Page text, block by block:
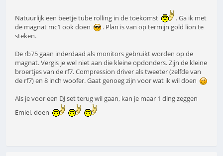
Natuurlijk een beetje tube rolling in de toekomst
. Ga ik met
de magnat mc1 ook doen
. Plan is van op termijn gold lion te
steken.
De rb75 gaan inderdaad als monitors gebruikt worden op de
magnat. Vergis je wel niet aan die kleine opdonders. Zijn de kleine
broertjes van de rf7. Compression driver als tweeter (zelfde van
de rf7) en 8 inch woofer. Gaat genoeg zijn voor wat ik wil doen
Als je voor een DJ set terug wil gaan, kan je maar 1 ding zeggen
Emiel, doen